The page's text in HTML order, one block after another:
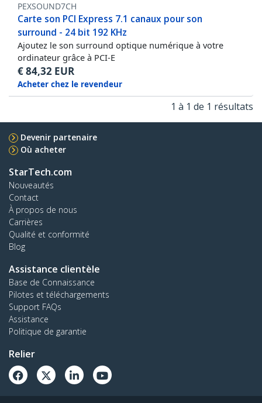
PEXSOUND7CH
Carte son PCI Express 7.1 canaux pour son
surround - 24 bit 192 KHz
Ajoutez le son surround optique numérique à votre
ordinateur grâce à PCI-E
€84,32 EUR
Acheter chez le revendeur
1 à 1 de 1 résultats
Devenir partenaire
Où acheter
StarTech.com
Nouveautés
Contact
À propos de nous
Carrières
Qualité et conformité
Blog
Assistance clientèle
Base de Connaissance
Pilotes et téléchargements
Support FAQs
Assistance
Politique de garantie
Relier